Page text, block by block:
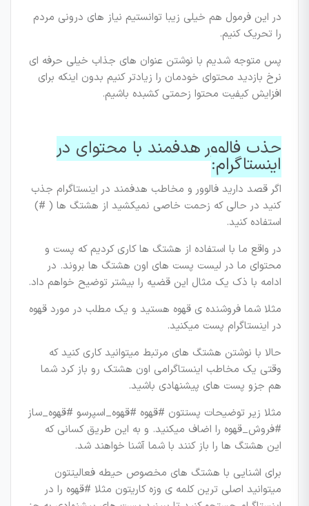
در این فرمول هم خیلی زیبا توانستیم نیاز های درونی مردم
را تحریک کنیم.
پس متوجه شدیم با نوشتن عنوان های جذاب خیلی حرفه ای
نرخ بازدید محتوای خودمان را زیادتر کنیم بدون اینکه برای
افزایش کیفیت محتوا زحمتی کشبده باشیم.
جذب فالوور هدفمند با محتوای در
اینستاگرام:
اگر قصد دارید فالوور و مخاطب هدفمند در اینستاگرام جذب
کنید در حالی که زحمت خاصی نمیکشید از هشتگ ها ( #)
استفاده کنید.
در واقع ما با استفاده از هشتگ ها کاری کردیم که پست و
محتوای ما در لیست پست های اون هشتگ ها بروند. در
ادامه با ذک یک مثال این قضیه را بیشتر توضیح خواهم داد.
مثلا شما فروشنده ی قهوه هستید و یک مطلب در مورد قهوه
در اینستاگرام پست میکنید.
حالا با نوشتن هشتگ های مرتبط میتوانید کاری کنید که
وقتی یک مخاطب اینستاگرامی اون هشتک رو باز کرد شما
هم جزو پست های پیشنهادی باشید.
مثلا زیر توضیحات پستتون #قهوه #قهوه_اسپرسو #قهوه_ساز
#فروش_قهوه را اضاف میکنید. و به این طریق کسانی که
این هشتگ ها را باز کنند با شما آشنا خواهند شد.
برای اشنایی با هشتگ های مخصوص حیطه فعالیتتون
میتوانید اصلی ترین کلمه ی وزه کاریتون مثلا #قهوه را در